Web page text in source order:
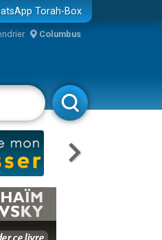
Torah-Box
Columbus